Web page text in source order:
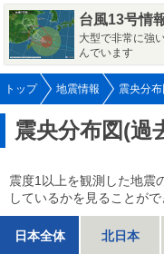
台風13号情
大型で非常に強
んでいます
トップ 地震情報 震央分布
震央分布図(過
震度1以上を観測した地震
しているかを見ることがで
日本全体 北日本